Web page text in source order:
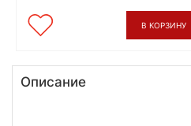
В КОРЗИНУ
Описание